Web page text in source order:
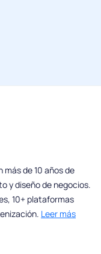
más de 10 años de
y diseño de negocios.
10+ plataformas
Leer más